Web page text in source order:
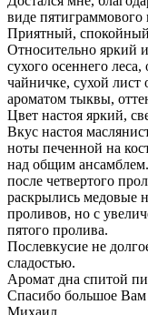
виде пятиграммового
Приятный,
Относительно яркий
сухого осеннего
чайничке, сухой лист
ароматом тыквы,
Цвет настоя яркий,
Вкус настоя
ноты печенной на
над общим
после четвертого
раскрылись медовые
проливов, но с
пятого пролива.
Послевкусие не
сладостью.
Аромат дна спитой
Спасибо большое Вам
Михаил